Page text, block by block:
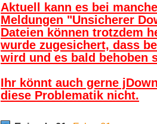
Aktuell kann es bei
Meldungen "Unsicherer
Dateien können trotzdem
wurde zugesichert, dass
wird und es bald behoben
Ihr könnt auch gerne
diese Problematik nicht.